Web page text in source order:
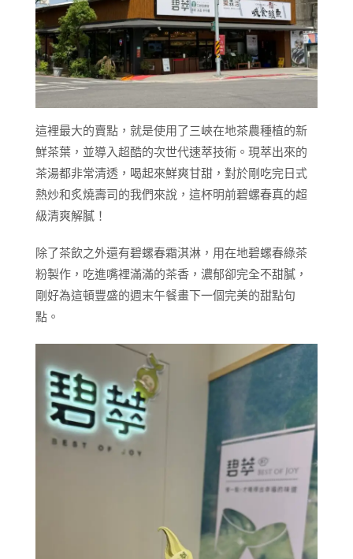
這裡最大的賣點，就是使用了三峽在地茶農種植的新
鮮茶葉，並導入超酷的次世代速萃技術。現萃出來的
茶湯都非常清透，喝起來鮮爽甘甜，對於剛吃完日式
熱炒和炙燒壽司的我們來說，這杯明前碧螺春真的超
級清爽解膩！
除了茶飲之外還有碧螺春霜淇淋，用在地碧螺春綠茶
粉製作，吃進嘴裡滿滿的茶香，濃郁卻完全不甜膩，
剛好為這頓豐盛的週末午餐畫下一個完美的甜點句
點。